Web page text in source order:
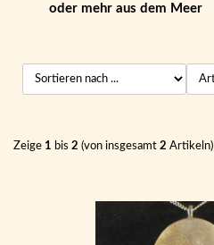
oder mehr aus dem Meer
Zeige 1 bis 2 (von insgesamt 2 Artikeln)